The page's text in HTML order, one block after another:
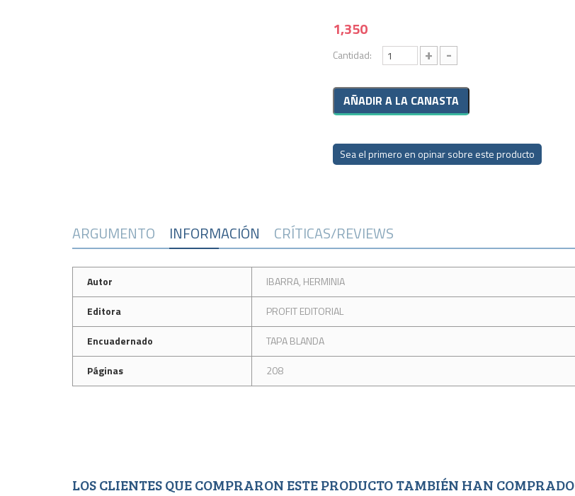
1,350
Cantidad: + -
Sea el primero en opinar sobre este producto
ARGUMENTO INFORMACIÓN CRÍTICAS/REVIEWS
Autor
IBARRA, HERMINIA
Editora
PROFIT EDITORIAL
Encuadernado
TAPA BLANDA
Páginas
208
LOS CLIENTES QUE COMPRARON ESTE PRODUCTO TAMBIÉN HAN COMPRADO